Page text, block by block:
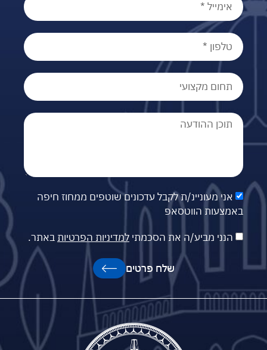
אני מעוניינ/ת לקבל עדכונים שוטפים ממחוז חיפה
באמצעות הווטסאפ
הנני מביע/ה את הסכמתי למדיניות הפרטיות באתר.
שלח פרטים